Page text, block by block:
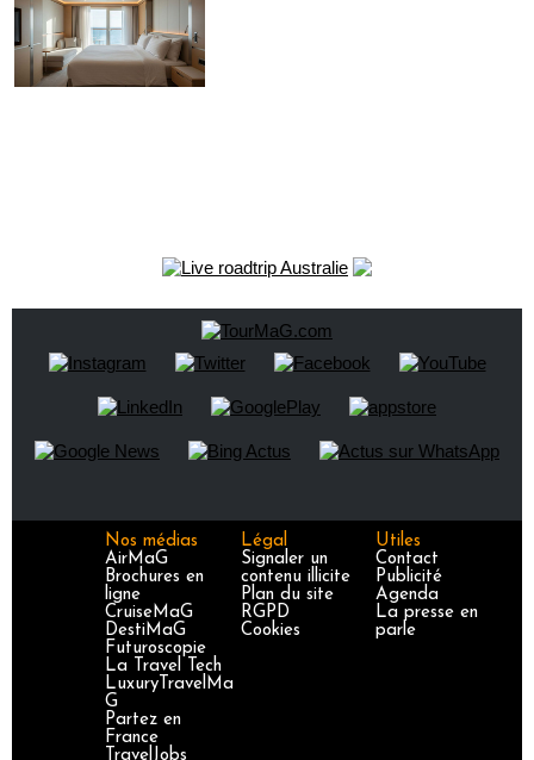
Nos médias
AirMaG
Brochures en
ligne
CruiseMaG
DestiMaG
Futuroscopie
La Travel Tech
LuxuryTravelMa
G
Partez en
France
TravelJobs
Légal
Signaler un
contenu illicite
Plan du site
RGPD
Cookies
Utiles
Contact
Publicité
Agenda
La presse en
parle